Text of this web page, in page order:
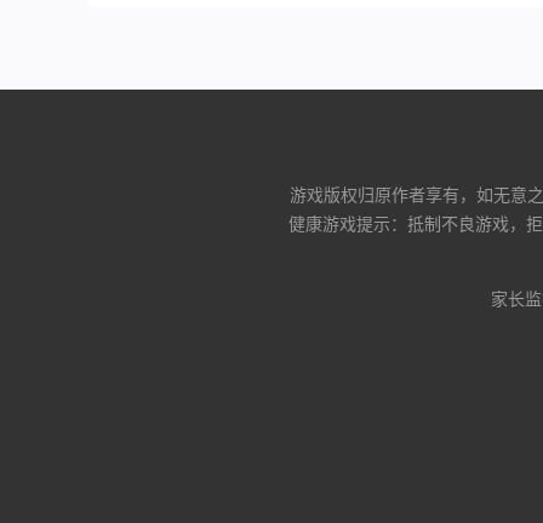
游戏版权归原作者享有，如无意
健康游戏提示：抵制不良游戏，
家长